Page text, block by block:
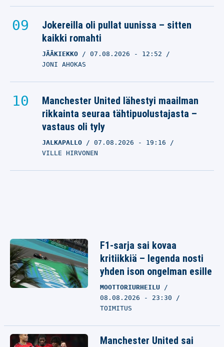
Jokereilla oli pullat uunissa – sitten
kaikki romahti
JÄÄKIEKKO 07.08.2026 - 12:52
JONI AHOKAS
Manchester United lähestyi maailman
rikkainta seuraa tähtipuolustajasta –
vastaus oli tyly
JALKAPALLO 07.08.2026 - 19:16
VILLE HIRVONEN
F1-sarja sai kovaa
kritiikkiä – legenda nosti
yhden ison ongelman esille
MOOTTORIURHEILU
08.08.2026 - 23:30
TOIMITUS
Manchester United sai